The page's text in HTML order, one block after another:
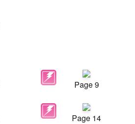
Page 9
Page 14